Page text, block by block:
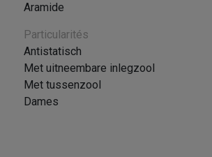
Aramide
Particularités
Antistatisch
Met uitneembare inlegzool
Met tussenzool
Dames